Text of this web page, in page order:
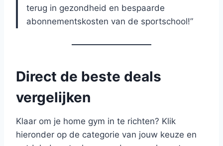
terug in gezondheid en bespaarde
abonnementskosten van de sportschool!”
Direct de beste deals
vergelijken
Klaar om je home gym in te richten? Klik
hieronder op de categorie van jouw keuze en